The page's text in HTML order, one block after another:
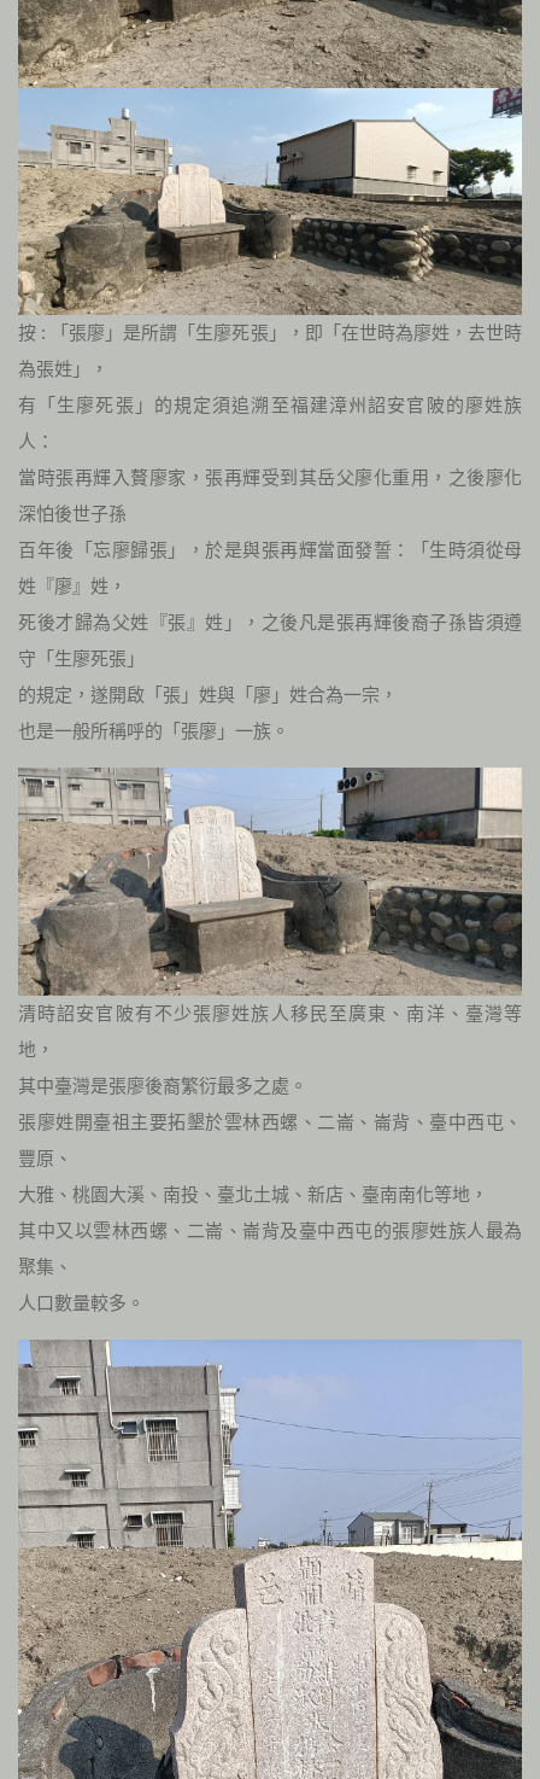
按 : 「張廖」是所謂「生廖死張」，即「在世時為廖姓，去世時
為張姓」，
有「生廖死張」的規定須追溯至福建漳州詔安官陂的廖姓族
人：
當時張再輝入贅廖家，張再輝受到其岳父廖化重用，之後廖化
深怕後世子孫
百年後「忘廖歸張」，於是與張再輝當面發誓：「生時須從母
姓『廖』姓，
死後才歸為父姓『張』姓」，之後凡是張再輝後裔子孫皆須遵
守「生廖死張」
的規定，遂開啟「張」姓與「廖」姓合為一宗，
也是一般所稱呼的「張廖」一族。
清時詔安官陂有不少張廖姓族人移民至廣東、南洋、臺灣等
地，
其中臺灣是張廖後裔繁衍最多之處。
張廖姓開臺祖主要拓墾於雲林西螺、二崙、崙背、臺中西屯、
豐原、
大雅、桃園大溪、南投、臺北土城、新店、臺南南化等地，
其中又以雲林西螺、二崙、崙背及臺中西屯的張廖姓族人最為
聚集、
人口數量較多。